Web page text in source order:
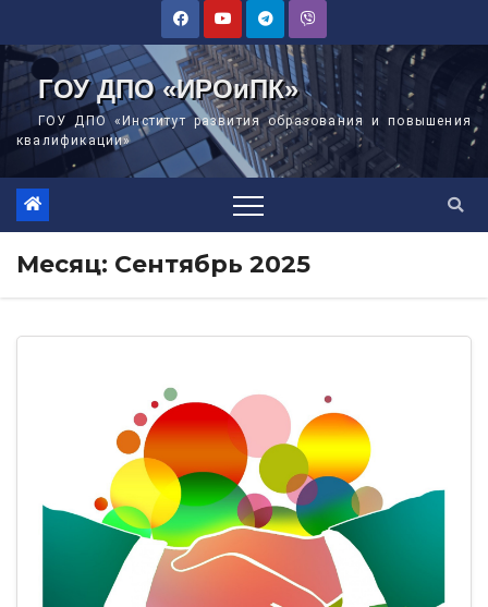
содержимому
ГОУ ДПО «ИРОиПК»
ГОУ ДПО «Институт развития образования и повышения
квалификации»
Месяц: Сентябрь 2025